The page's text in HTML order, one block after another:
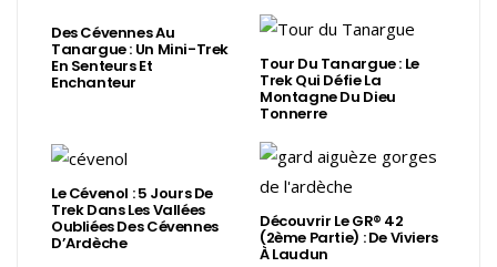
Des Cévennes Au
Tanargue : Un Mini-Trek
En Senteurs Et
Enchanteur
Tour Du Tanargue : Le
Trek Qui Défie La
Montagne Du Dieu
Tonnerre
Le Cévenol : 5 Jours De
Trek Dans Les Vallées
Oubliées Des Cévennes
D’Ardèche
Découvrir Le GR® 42
(2ème Partie) : De Viviers
À Laudun